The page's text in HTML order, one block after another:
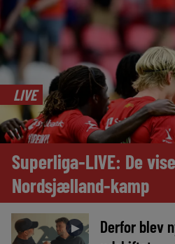
LIVE
Superliga-LIVE: De
Nordsjælland-kamp
►
Derfor blev